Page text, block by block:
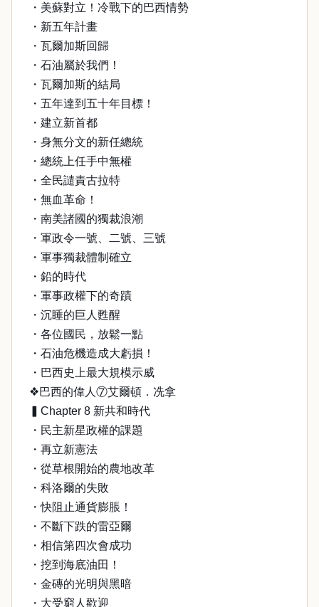
・美蘇對立！冷戰下的巴西情勢
・新五年計畫
・瓦爾加斯回歸
・石油屬於我們！
・瓦爾加斯的結局
・五年達到五十年目標！
・建立新首都
・身無分文的新任總統
・總統上任手中無權
・全民譴責古拉特
・無血革命！
・南美諸國的獨裁浪潮
・軍政令一號、二號、三號
・軍事獨裁體制確立
・鉛的時代
・軍事政權下的奇蹟
・沉睡的巨人甦醒
・各位國民，放鬆一點
・石油危機造成大虧損！
・巴西史上最大規模示威
❖巴西的偉人⑦艾爾頓．冼拿
▍Chapter 8 新共和時代
・民主新星政權的課題
・再立新憲法
・從草根開始的農地改革
・科洛爾的失敗
・快阻止通貨膨脹！
・不斷下跌的雷亞爾
・相信第四次會成功
・挖到海底油田！
・金磚的光明與黑暗
・大受窮人歡迎